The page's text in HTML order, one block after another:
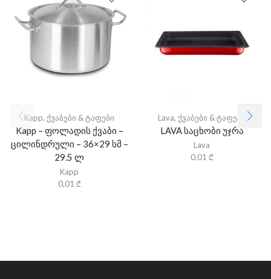
Kapp, ქვაბები & ტაფები
Kapp – ფოლადის ქვაბი –
ცილინდრული – 36×29 სმ –
29.5 ლ
Kapp
0,01 ₾
Lava, ქვაბები & ტაფები
LAVA საცხობი უჯრა
Lava
0,01 ₾